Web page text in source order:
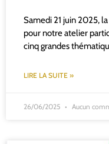
Samedi 21 juin 2025,
pour notre atelier
cinq grandes
LIRE LA SUITE »
26/06/2025 Aucun